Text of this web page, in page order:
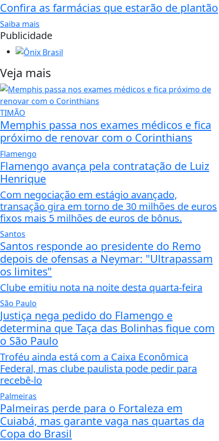
Confira as farmácias que estarão de plantão
Saiba mais
Publicidade
Veja mais
TIMÃO
Memphis passa nos exames médicos e fica
próximo de renovar com o Corinthians
Flamengo
Flamengo avança pela contratação de Luiz
Henrique
Com negociação em estágio avançado,
transação gira em torno de 30 milhões de euros
fixos mais 5 milhões de euros de bônus.
Santos
Santos responde ao presidente do Remo
depois de ofensas a Neymar: "Ultrapassam
os limites"
Clube emitiu nota na noite desta quarta-feira
São Paulo
Justiça nega pedido do Flamengo e
determina que Taça das Bolinhas fique com
o São Paulo
Troféu ainda está com a Caixa Econômica
Federal, mas clube paulista pode pedir para
recebê-lo
Palmeiras
Palmeiras perde para o Fortaleza em
Cuiabá, mas garante vaga nas quartas da
Copa do Brasil